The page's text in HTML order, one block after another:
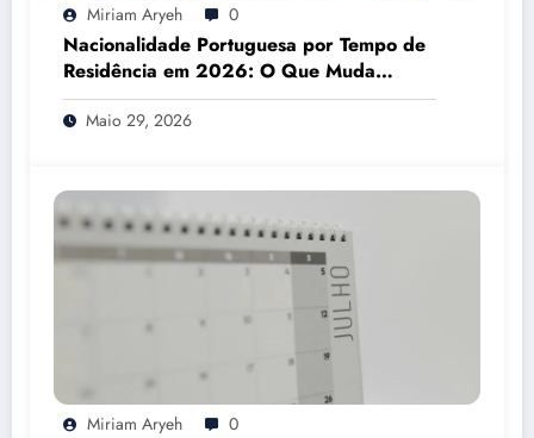
Miriam Aryeh 0
Nacionalidade Portuguesa por Tempo de
Residência em 2026: O Que Muda
Mesmo
Maio 29, 2026
Miriam Aryeh 0